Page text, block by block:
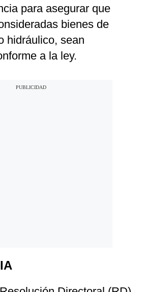
para asegurar que
bienes de
hidráulico, sean
a la ley.